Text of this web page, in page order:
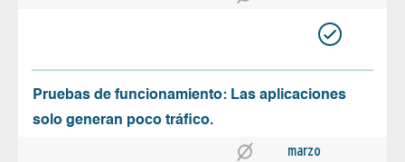
Pruebas de funcionamiento: Las aplicaciones
solo generan poco tráfico.
marzo